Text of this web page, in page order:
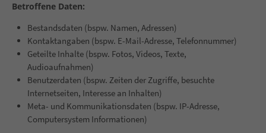
Betroffene Daten:
Bestandsdaten (bspw. Namen, Adressen)
Kontaktangaben (bspw. E-Mail-Adresse, Telefonnummer)
Geteilte Inhalte (bspw. Fotos, Videos, Texte,
Audioaufnahmen)
Benutzerdaten (bspw. Zeiten der Zugriffe, besuchte
Internetseiten, Interesse an Inhalten)
Meta- und Kommunikationsdaten (bspw. IP-Adresse,
Computersystem Informationen)